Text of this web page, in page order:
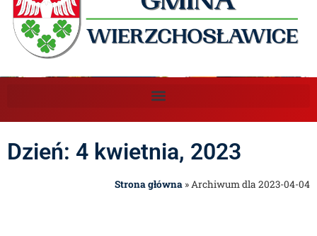
Dzień: 4 kwietnia, 2023
Strona główna »Archiwum dla 2023-04-04